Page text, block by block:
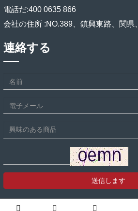
電話だ:400 0635 866
会社の住所 :NO.389、鎮興東路、関県
連絡する
送信します